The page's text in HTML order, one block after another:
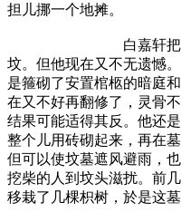
担儿挪一个地摊。
白嘉轩把人财两
坟。但他现在又不无遗憾
是箍砌了安置棺柩的暗庭
在又不好再翻修了，灵骨
结果可能适得其反。他还
整个儿用砖砌起来，再在
但可以使坟墓遮风避雨，
挖柴的人到坟头滋扰。前
移栽了几棵枳树，於是这